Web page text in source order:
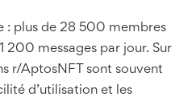
: plus de 28 500 membres
200 messages par jour. Sur
r/AptosNFT sont souvent
d’utilisation et les